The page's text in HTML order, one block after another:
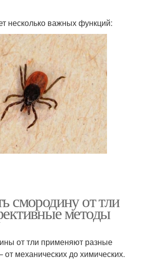
несколько важных функций:
смородину от тли
методы
от тли применяют разные
от механических до химических.